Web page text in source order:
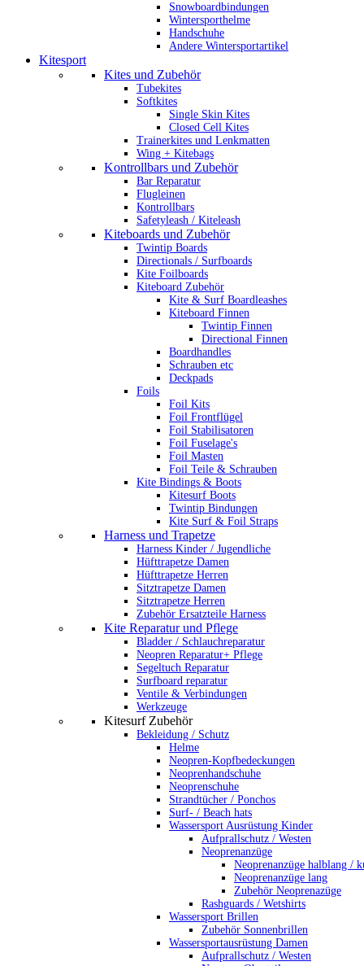
Snowboardbindungen
Wintersporthelme
Handschuhe
Andere Wintersportartikel
Kitesport
Kites und Zubehör
Tubekites
Softkites
Single Skin Kites
Closed Cell Kites
Trainerkites und Lenkmatten
Wing + Kitebags
Kontrollbars und Zubehör
Bar Reparatur
Flugleinen
Kontrollbars
Safetyleash / Kiteleash
Kiteboards und Zubehör
Twintip Boards
Directionals / Surfboards
Kite Foilboards
Kiteboard Zubehör
Kite & Surf Boardleashes
Kiteboard Finnen
Twintip Finnen
Directional Finnen
Boardhandles
Schrauben etc
Deckpads
Foils
Foil Kits
Foil Frontflügel
Foil Stabilisatoren
Foil Fuselage's
Foil Masten
Foil Teile & Schrauben
Kite Bindings & Boots
Kitesurf Boots
Twintip Bindungen
Kite Surf & Foil Straps
Harness und Trapetze
Harness Kinder / Jugendliche
Hüfttrapetze Damen
Hüfttrapetze Herren
Sitztrapetze Damen
Sitztrapetze Herren
Zubehör Ersatzteile Harness
Kite Reparatur und Pflege
Bladder / Schlauchreparatur
Neopren Reparatur+ Pflege
Segeltuch Reparatur
Surfboard reparatur
Ventile & Verbindungen
Werkzeuge
Kitesurf Zubehör
Bekleidung / Schutz
Helme
Neopren-Kopfbedeckungen
Neoprenhandschuhe
Neoprenschuhe
Strandtücher / Ponchos
Surf- / Beach hats
Wassersport Ausrüstung Kinder
Aufprallschutz / Westen
Neoprenanzüge
Neoprenanzüge halblang /
Neoprenanzüge lang
Zubehör Neoprenazüge
Rashguards / Wetshirts
Wassersport Brillen
Zubehör Sonnenbrillen
Wassersportausrüstung Damen
Aufprallschutz / Westen